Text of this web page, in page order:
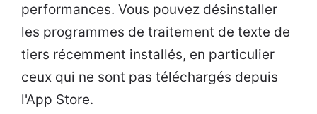
performances. Vous pouvez désinstaller
les programmes de traitement de texte de
tiers récemment installés, en particulier
ceux qui ne sont pas téléchargés depuis
l'App Store.